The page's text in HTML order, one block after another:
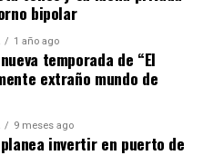
para las
López.
bipolar
1 año ago
temporada de “El
extraño mundo de
9 meses ago
invertir en puerto de